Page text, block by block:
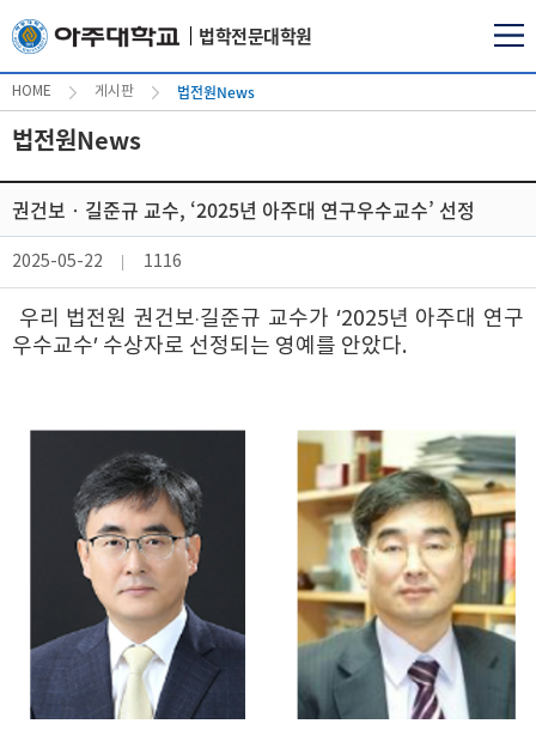
법학전문대학원
HOME 게시판 법전원News
법전원News
권건보‧길준규 교수, ‘2025년 아주대 연구우수교수’ 선정
2025-05-22 1116
우리 법전원 권건보‧길준규 교수가 ‘2025년 아주대 연구
우수교수’ 수상자로 선정되는 영예를 안았다.